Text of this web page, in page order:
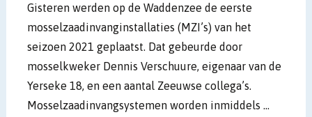
Gisteren werden op de Waddenzee de eerste
mosselzaadinvanginstallaties (MZI’s) van het
seizoen 2021 geplaatst. Dat gebeurde door
mosselkweker Dennis Verschuure, eigenaar van de
Yerseke 18, en een aantal Zeeuwse collega’s.
Mosselzaadinvangsystemen worden inmiddels …